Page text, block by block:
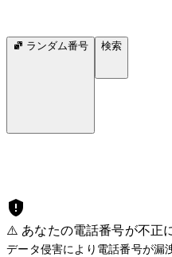
ランダム番号 検索
⚠️ あなたの電話番号が不正
データ侵害により電話番号が漏